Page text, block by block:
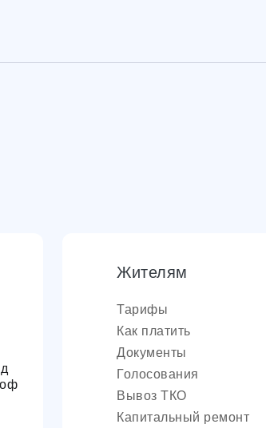
оф
Жителям
Тарифы
Как платить
Документы
Голосования
Вывоз ТКО
Капитальный ремонт